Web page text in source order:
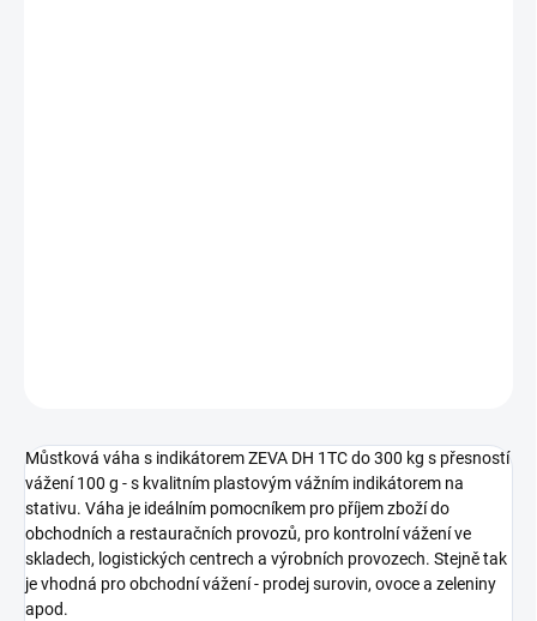
Můstková váha s indikátorem ZEVA DH 1TC do 300 kg s přesností
vážení 100 g - s kvalitním plastovým vážním indikátorem na
stativu. Váha je ideálním pomocníkem pro příjem zboží do
obchodních a restauračních provozů, pro kontrolní vážení ve
skladech, logistických centrech a výrobních provozech. Stejně tak
je vhodná pro obchodní vážení - prodej surovin, ovoce a zeleniny
apod.